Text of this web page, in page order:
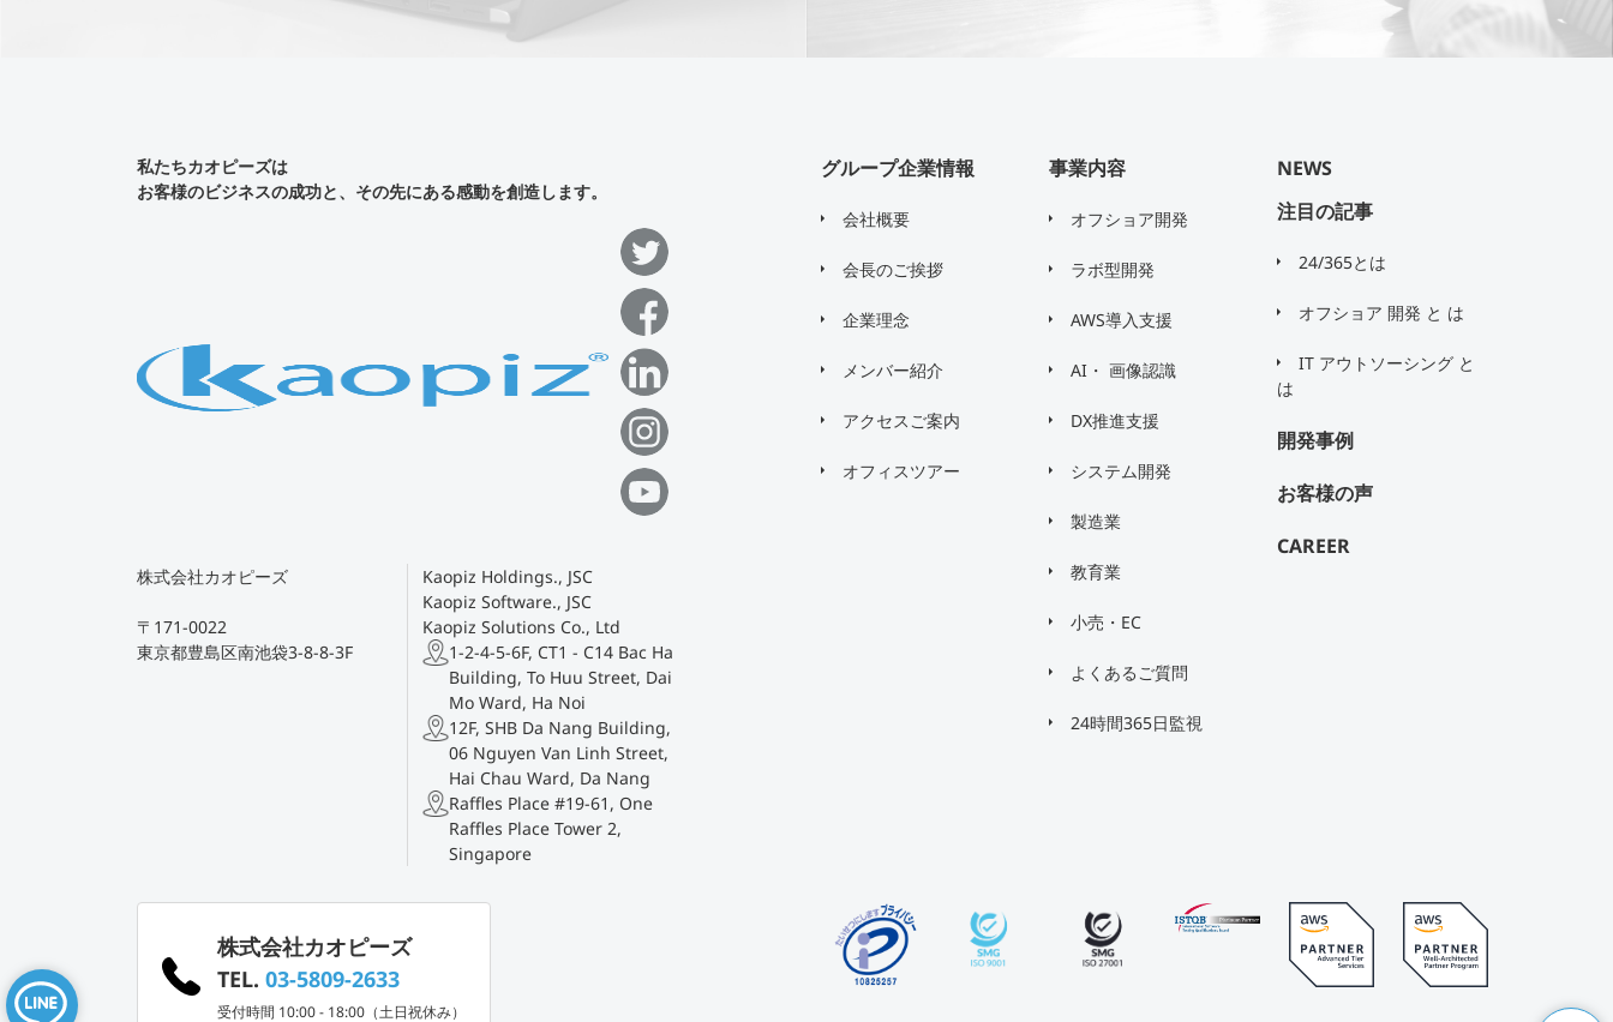
私たちカオピーズは
お客様のビジネスの成功と、その先にある感動を創造します。
株式会社カオピーズ
〒171-0022
東京都豊島区南池袋3-8-8-3F
Kaopiz Holdings., JSC
Kaopiz Software., JSC
Kaopiz Solutions Co., Ltd
1-2-4-5-6F, CT1 - C14 Bac Ha
Building, To Huu Street, Dai
Mo Ward, Ha Noi
12F, SHB Da Nang Building,
06 Nguyen Van Linh Street,
Hai Chau Ward, Da Nang
Raffles Place #19-61, One
Raffles Place Tower 2,
Singapore
グループ企業情報
会社概要
会長のご挨拶
企業理念
メンバー紹介
アクセスご案内
オフィスツアー
事業内容
オフショア開発
ラボ型開発
AWS導入支援
AI・ 画像認識
DX推進支援
システム開発
製造業
教育業
小売・EC
よくあるご質問
24時間365日監視
NEWS
注目の記事
24/365とは
オフショア 開発 と は
IT アウトソーシング と
は
開発事例
お客様の声
CAREER
株式会社カオピーズ
TEL. 03-5809-2633
受付時間 10:00 - 18:00（土日祝休み）